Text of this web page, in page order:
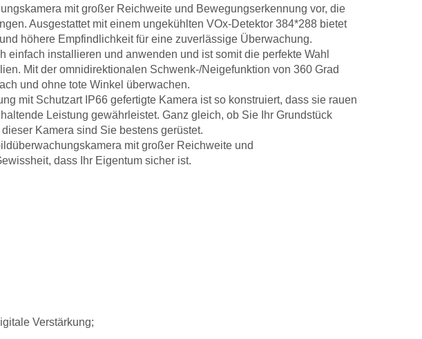
mit großer Reichweite und Bewegungserkennung vor, die
Ausgestattet mit einem ungekühlten VOx-Detektor 384*288 bietet
höhere Empfindlichkeit für eine zuverlässige Überwachung.
einfach installieren und anwenden und ist somit die perfekte Wahl
Mit der omnidirektionalen Schwenk-/Neigefunktion von 360 Grad
und ohne tote Winkel überwachen.
mit Schutzart IP66 gefertigte Kamera ist so konstruiert, dass sie rauen
Leistung gewährleistet. Ganz gleich, ob Sie Ihr Grundstück
Kamera sind Sie bestens gerüstet.
mit großer Reichweite und
dass Ihr Eigentum sicher ist.
Verstärkung;